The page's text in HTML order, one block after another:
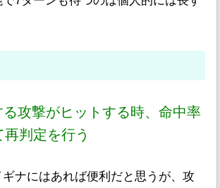
攻撃がヒットする時、命中率
判定を行う
ナにはあれば便利だと思うが、攻